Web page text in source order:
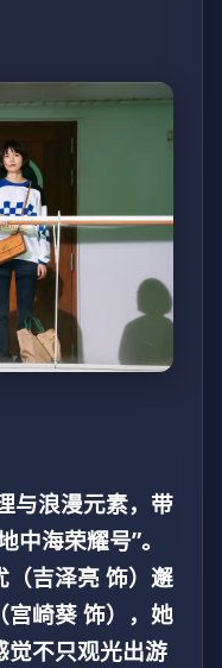
与浪漫元素，带
中海荣耀号”。
（吉泽亮 饰）邂
宫崎葵 饰），她
觉不只观光出游